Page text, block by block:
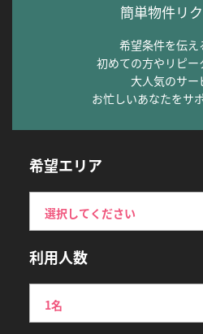
簡単物件リ
希望条件を伝え
初めての方やリピー
大人気のサー
お忙しいあなたをサ
希望エリア
利用人数